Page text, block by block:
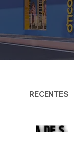
RECENTES